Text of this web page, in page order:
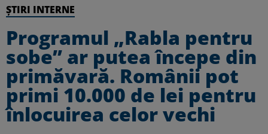
ȘTIRI INTERNE
Programul „Rabla pentru
sobe” ar putea începe din
primăvară. Românii pot
primi 10.000 de lei pentru
înlocuirea celor vechi